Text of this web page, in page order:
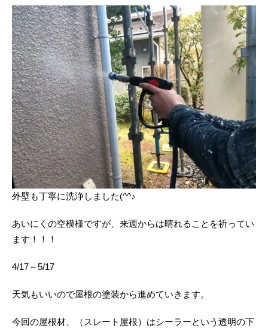
外壁も丁寧に洗浄しました(^^♪
あいにくの空模様ですが、来週からは晴れることを祈ってい
ます！！！
4/17～5/17
天気もいいので屋根の塗装から進めていきます。
今回の屋根材、（スレート屋根）はシーラーという透明の下